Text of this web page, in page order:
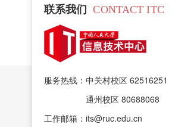
联系我们 CONTACT ITC
服务热线：中关村校区 62516251
通州校区 80688068
工作邮箱：its@ruc.edu.cn